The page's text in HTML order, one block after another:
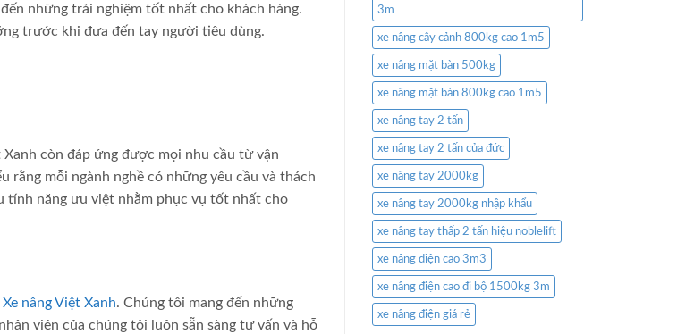
những trải nghiệm tốt nhất cho khách hàng.
trước khi đưa đến tay người tiêu dùng.
còn đáp ứng được mọi nhu cầu từ vận
rằng mỗi ngành nghề có những yêu cầu và thách
tính năng ưu việt nhằm phục vụ tốt nhất cho
Xe nâng Việt Xanh. Chúng tôi mang đến những
viên của chúng tôi luôn sẵn sàng tư vấn và hỗ
3m
xe nâng cây cảnh 800kg cao 1m5
xe nâng mặt bàn 500kg
xe nâng mặt bàn 800kg cao 1m5
xe nâng tay 2 tấn
xe nâng tay 2 tấn của đức
xe nâng tay 2000kg
xe nâng tay 2000kg nhập khẩu
xe nâng tay thấp 2 tấn hiệu noblelift
xe nâng điện cao 3m3
xe nâng điện cao đi bộ 1500kg 3m
xe nâng điện giá rẻ